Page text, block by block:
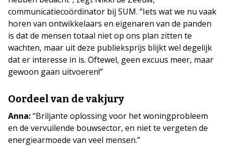
communicatiecoördinator bij SUM. “Iets wat we nu vaak
horen van ontwikkelaars en eigenaren van de panden
is dat de mensen totaal niet op ons plan zitten te
wachten, maar uit deze publieksprijs blijkt wel degelijk
dat er interesse in is. Oftewel, geen excuus meer, maar
gewoon gaan uitvoeren!”
Oordeel van de vakjury
Anna:“Briljante oplossing voor het woningprobleem
en de vervuilende bouwsector, en niet te vergeten de
energiearmoede van veel mensen.”